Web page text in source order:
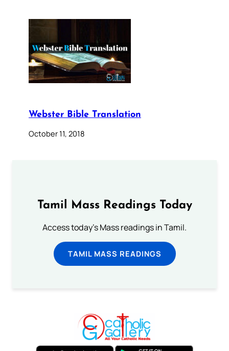
Webster Bible Translation
October 11, 2018
Tamil Mass Readings Today
Access today's Mass readings in Tamil.
TAMIL MASS READINGS